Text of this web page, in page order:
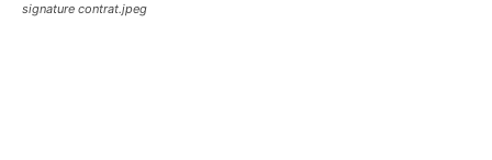
signature contrat.jpeg